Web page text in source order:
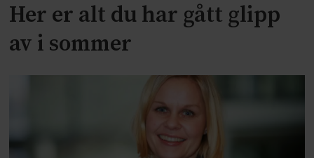
Her er alt du har gått glipp
av i sommer